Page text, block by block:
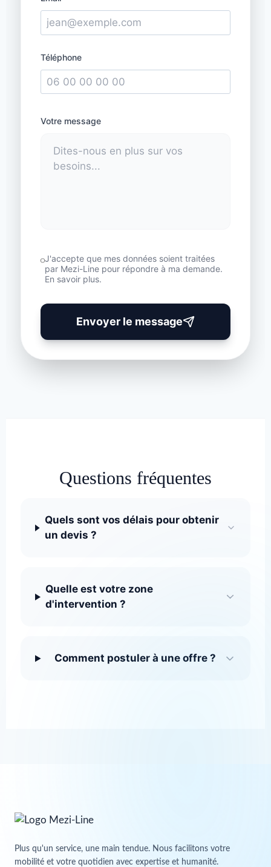
Téléphone
Votre message
J'accepte que mes données soient traitées
par Mezi-Line pour répondre à ma demande.
En savoir plus.
Envoyer le message
Questions fréquentes
Quels sont vos délais pour obtenir
un devis ?
Quelle est votre zone
d'intervention ?
Comment postuler à une offre ?
Plus qu'un service, une main tendue. Nous facilitons votre
mobilité et votre quotidien avec expertise et humanité.